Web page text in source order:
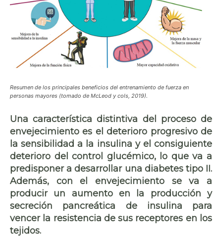
Resumen de los principales beneficios del entrenamiento de fuerza en
personas mayores (tomado de McLeod y cols, 2019).
Una característica distintiva del proceso de
envejecimiento es el deterioro progresivo de
la sensibilidad a la insulina y el consiguiente
deterioro del control glucémico, lo que va a
predisponer a desarrollar una diabetes tipo II.
Además, con el envejecimiento se va a
producir un aumento en la producción y
secreción pancreática de insulina para
vencer la resistencia de sus receptores en los
tejidos.